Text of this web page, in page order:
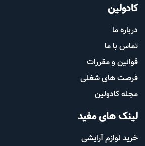
کادولین
درباره ما
تماس با ما
قوانین و مقررات
فرصت های شغلی
مجله کادولین
لینک های مفید
خرید لوازم آرایشی